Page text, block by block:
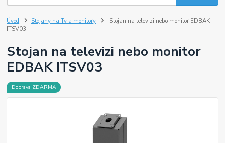
Úvod Stojany na Tv a monitory
Stojan na televizi nebo monitor EDBAK
ITSV03
Stojan na televizi nebo monitor
EDBAK ITSV03
Doprava ZDARMA